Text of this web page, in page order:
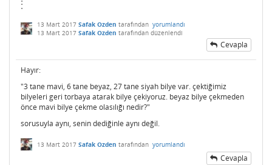
⋮⋮
13 Mart 2017 Safak Ozden tarafından yorumlandı
13 Mart 2017 Safak Ozden tarafından düzenlendi
Cevapla
Hayır:
"3 tane mavi, 6 tane beyaz, 27 tane siyah bilye var. çektiğimiz
bilyeleri geri torbaya atarak bilye çekiyoruz. beyaz bilye çekmeden
önce mavi bilye çekme olasılığı nedir?"
sorusuyla aynı, senin dediğinle aynı değil.
13 Mart 2017 Safak Ozden tarafından yorumlandı
Cevapla